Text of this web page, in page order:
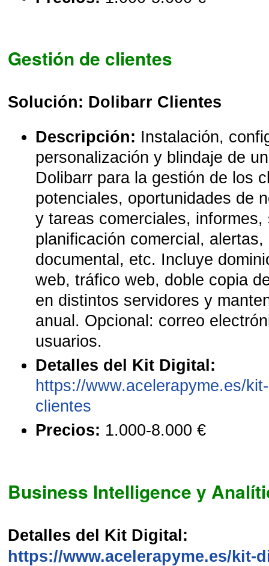
Gestión de clientes
Solución: Dolibarr Clientes
Descripción: Instalación,
personalización y blindaje de
Dolibarr para la gestión de los
potenciales, oportunidades de
y tareas comerciales, informes,
planificación comercial, alertas,
documental, etc. Incluye
web, tráfico web, doble copia
en distintos servidores y
anual. Opcional: correo
usuarios.
Detalles del Kit Digital:
https://www.acelerapyme.es/
clientes
Precios: 1.000-8.000 €
Business Intelligence y
Detalles del Kit Digital:
https://www.acelerapyme.es/kit-